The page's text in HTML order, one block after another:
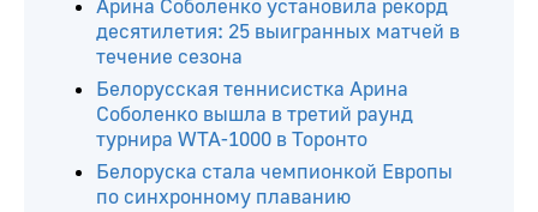
Арина Соболенко установила рекорд
десятилетия: 25 выигранных матчей в
течение сезона
Белорусская теннисистка Арина
Соболенко вышла в третий раунд
турнира WTA-1000 в Торонто
Белоруска стала чемпионкой Европы
по синхронному плаванию